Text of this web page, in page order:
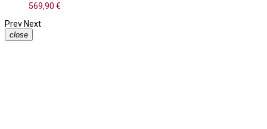
569,90 €
Prev Next
close